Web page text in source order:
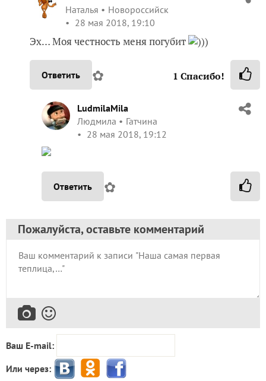
Наталья
Новороссийск
28 мая 2018, 19:10
Эх… Моя честность меня погубит )))
Ответить ✿ 1 Спасибо!
LudmilaMila
Людмила
Гатчина
28 мая 2018, 19:12
Ответить ✿
Пожалуйста, оставьте комментарий
Ваш E-mail:
Или через: